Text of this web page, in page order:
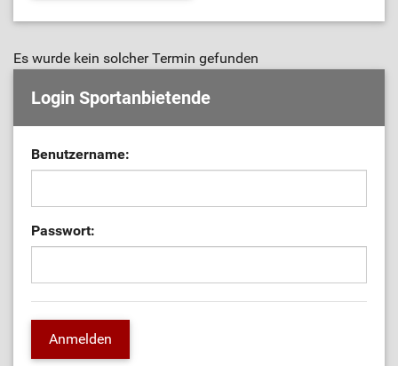
Es wurde kein solcher Termin gefunden
Login Sportanbietende
Benutzername:
Passwort: